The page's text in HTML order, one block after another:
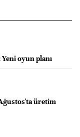
oyun planı
üretim